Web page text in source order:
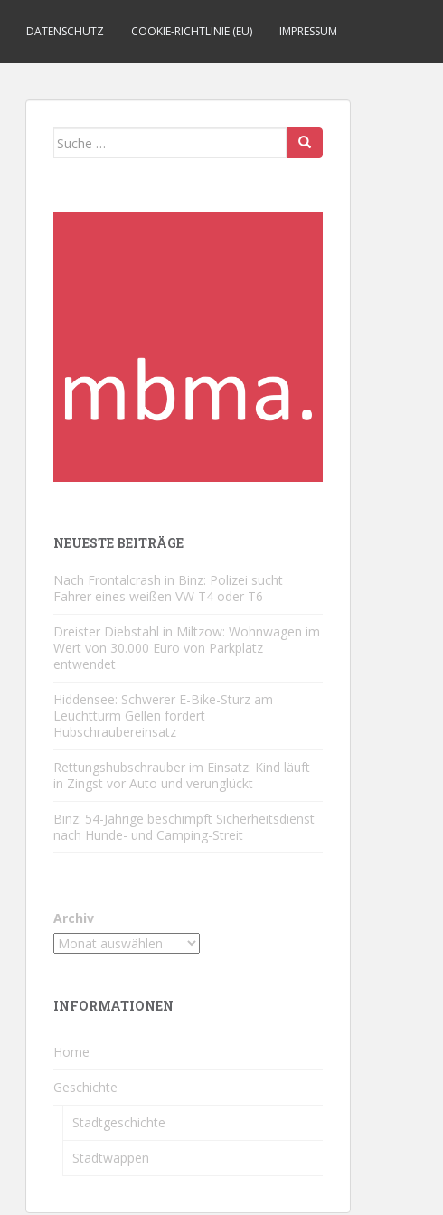
DATENSCHUTZ COOKIE-RICHTLINIE (EU) IMPRESSUM
Suche
NEUESTE BEITRÄGE
Nach Frontalcrash in Binz: Polizei sucht
Fahrer eines weißen VW T4 oder T6
Dreister Diebstahl in Miltzow: Wohnwagen im
Wert von 30.000 Euro von Parkplatz
entwendet
Hiddensee: Schwerer E-Bike-Sturz am
Leuchtturm Gellen fordert
Hubschraubereinsatz
Rettungshubschrauber im Einsatz: Kind läuft
in Zingst vor Auto und verunglückt
Binz: 54-Jährige beschimpft Sicherheitsdienst
nach Hunde- und Camping-Streit
Archiv
INFORMATIONEN
Home
Geschichte
Stadtgeschichte
Stadtwappen